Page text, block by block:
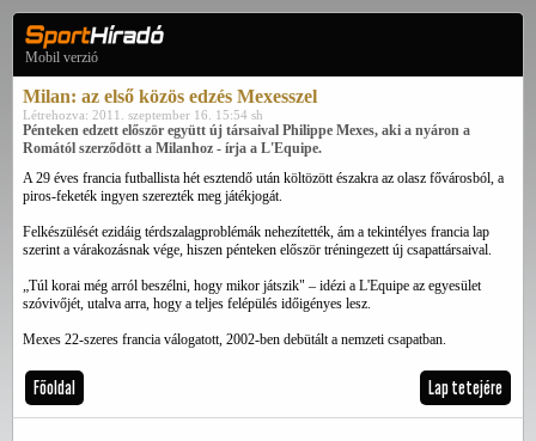
Mobil verzió
Milan: az első közös edzés Mexesszel
Létrehozva: 2011. szeptember 16. 15:54 sh
Pénteken edzett először együtt új társaival Philippe Mexes, aki a nyáron a
Romától szerződött a Milanhoz - írja a L'Equipe.
A 29 éves francia futballista hét esztendő után költözött északra az olasz fővárosból, a
piros-feketék ingyen szerezték meg játékjogát.
Felkészülését ezidáig térdszalagproblémák nehezítették, ám a tekintélyes francia lap
szerint a várakozásnak vége, hiszen pénteken először tréningezett új csapattársaival.
„Túl korai még arról beszélni, hogy mikor játszik" – idézi a L'Equipe az egyesület
szóvivőjét, utalva arra, hogy a teljes felépülés időigényes lesz.
Mexes 22-szeres francia válogatott, 2002-ben debütált a nemzeti csapatban.
Főoldal Lap tetejére